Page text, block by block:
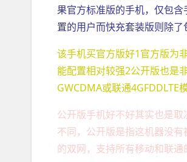
果官方标准版的手机，仅包
置的用户而快充套装版则除
该手机买官方版好1官方版为
能配置相对较强2公开版也是
GWCDMA或联通4GFDDLTE
公开版手机好不好其实也是
不同，公开版是指这机器没
的双网，支持所有移动和联通